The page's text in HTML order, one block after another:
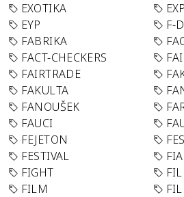
EXOTIKA
EYP
F-
FABRIKA
FACT-CHECKERS
FAIRTRADE
FAKULTA
FANOUŠEK
FAUCI
FEJETON
FESTIVAL
FIGHT
FILM